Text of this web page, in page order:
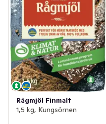
Rågmjöl Finmalt
1,5 kg, Kungsörnen